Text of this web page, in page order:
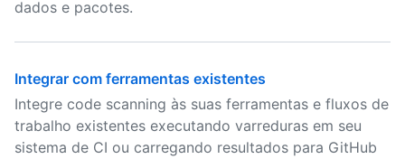
dados e pacotes.
Integrar com ferramentas existentes
Integre code scanning às suas ferramentas e fluxos de
trabalho existentes executando varreduras em seu
sistema de CI ou carregando resultados para GitHub